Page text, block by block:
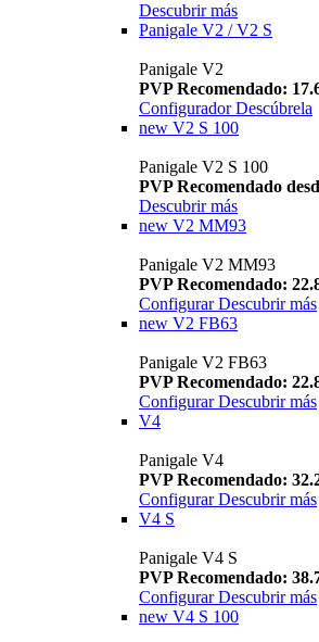
Descubrir más
Panigale V2 / V2 S
Panigale V2
PVP Recomendado:
Configurador Descúbrela
new V2 S 100
Panigale V2 S 100
PVP Recomendado
Descubrir más
new V2 MM93
Panigale V2 MM93
PVP Recomendado:
Configurar Descubrir más
new V2 FB63
Panigale V2 FB63
PVP Recomendado:
Configurar Descubrir más
V4
Panigale V4
PVP Recomendado:
Configurar Descubrir más
V4 S
Panigale V4 S
PVP Recomendado:
Configurar Descubrir más
new V4 S 100